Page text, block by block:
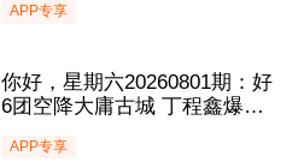
楠金靖
APP专享
你好，星期六20260801期：好
6团空降大庸古城 丁程鑫爆笑
APP专享